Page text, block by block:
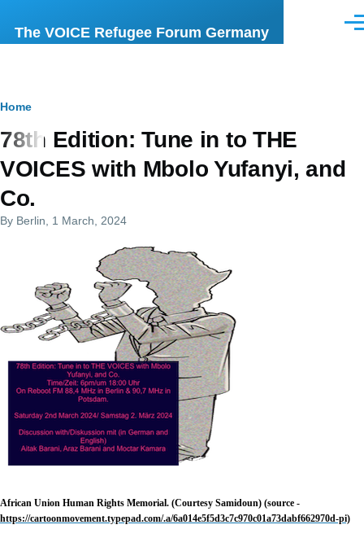
The VOICE Refugee Forum Germany
Breadcrumb
Home
78th Edition: Tune in to THE
VOICES with Mbolo Yufanyi, and
Co.
By Berlin , 1 March, 2024
African Union Human Rights Memorial. (Courtesy Samidoun) (source -
https://cartoonmovement.typepad.com/.a/6a014e5f5d3c7c970c01a73dabf662970d-pi)